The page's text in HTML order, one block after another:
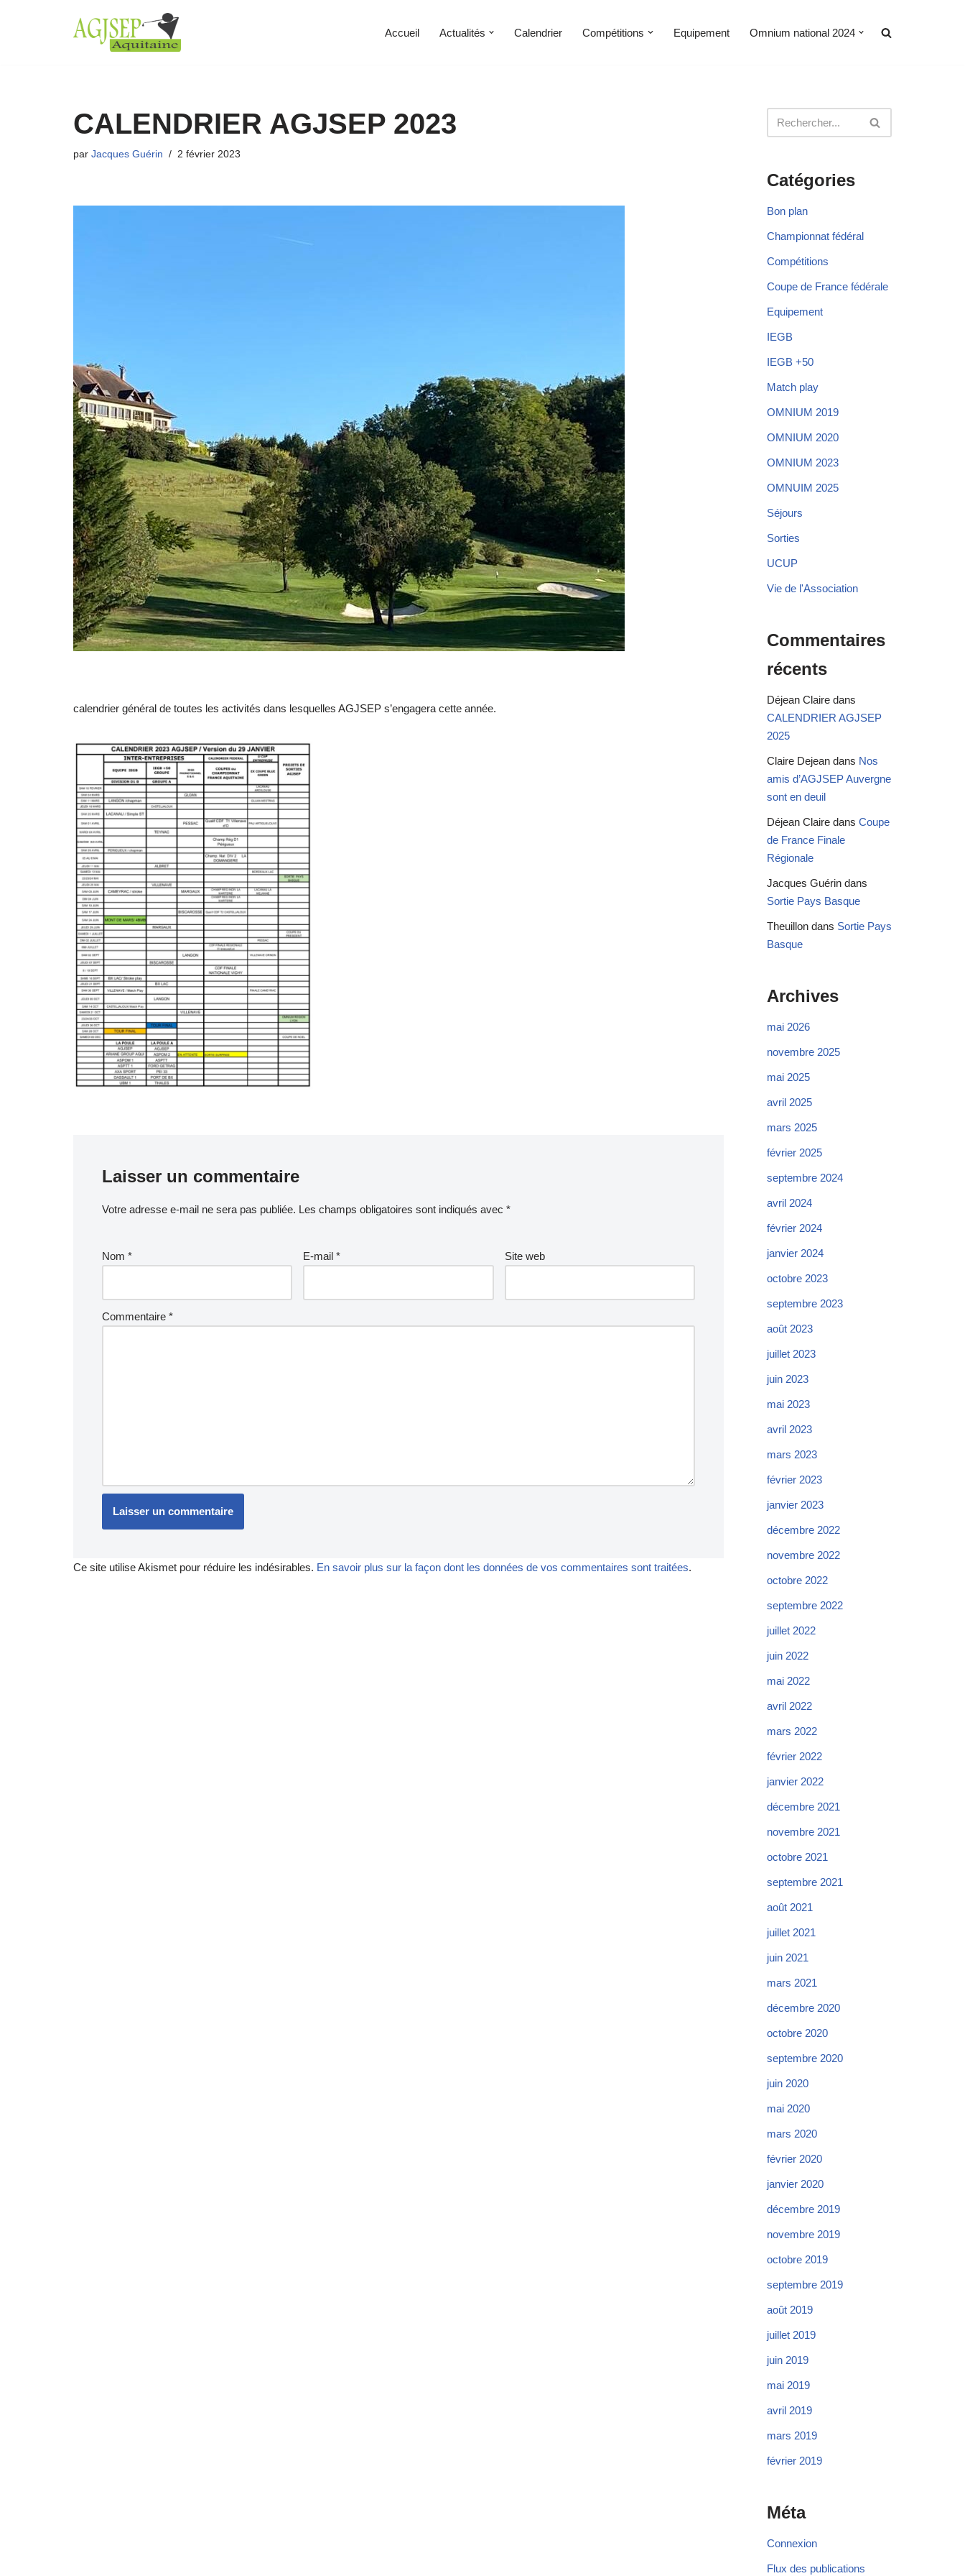
Accueil Actualités Calendrier Compétitions Equipement Omnium national 2024
CALENDRIER AGJSEP 2023
par Jacques Guérin 2 février 2023
calendrier général de toutes les activités dans lesquelles AGJSEP s’engagera cette année.
Laisser un commentaire
Votre adresse e-mail ne sera pas publiée. Les champs obligatoires sont indiqués avec *
Nom * E-mail* Site web
Commentaire *
Ce site utilise Akismet pour réduire les indésirables. En savoir plus sur la façon dont les données de vos commentaires sont traitées.
Catégories
Bon plan
Championnat fédéral
Compétitions
Coupe de France fédérale
Equipement
IEGB
IEGB +50
Match play
OMNIUM 2019
OMNIUM 2020
OMNIUM 2023
OMNUIM 2025
Séjours
Sorties
UCUP
Vie de l'Association
Commentaires
récents
Déjean Claire dans
CALENDRIER AGJSEP
2025
Claire Dejean dans Nos
amis d’AGJSEP Auvergne
sont en deuil
Déjean Claire dans Coupe
de France Finale
Régionale
Jacques Guérin dans
Sortie Pays Basque
Theuillon dans Sortie Pays
Basque
Archives
mai 2026
novembre 2025
mai 2025
avril 2025
mars 2025
février 2025
septembre 2024
avril 2024
février 2024
janvier 2024
octobre 2023
septembre 2023
août 2023
juillet 2023
juin 2023
mai 2023
avril 2023
mars 2023
février 2023
janvier 2023
décembre 2022
novembre 2022
octobre 2022
septembre 2022
juillet 2022
juin 2022
mai 2022
avril 2022
mars 2022
février 2022
janvier 2022
décembre 2021
novembre 2021
octobre 2021
septembre 2021
août 2021
juillet 2021
juin 2021
mars 2021
décembre 2020
octobre 2020
septembre 2020
juin 2020
mai 2020
mars 2020
février 2020
janvier 2020
décembre 2019
novembre 2019
octobre 2019
septembre 2019
août 2019
juillet 2019
juin 2019
mai 2019
avril 2019
mars 2019
février 2019
Méta
Connexion
Flux des publications